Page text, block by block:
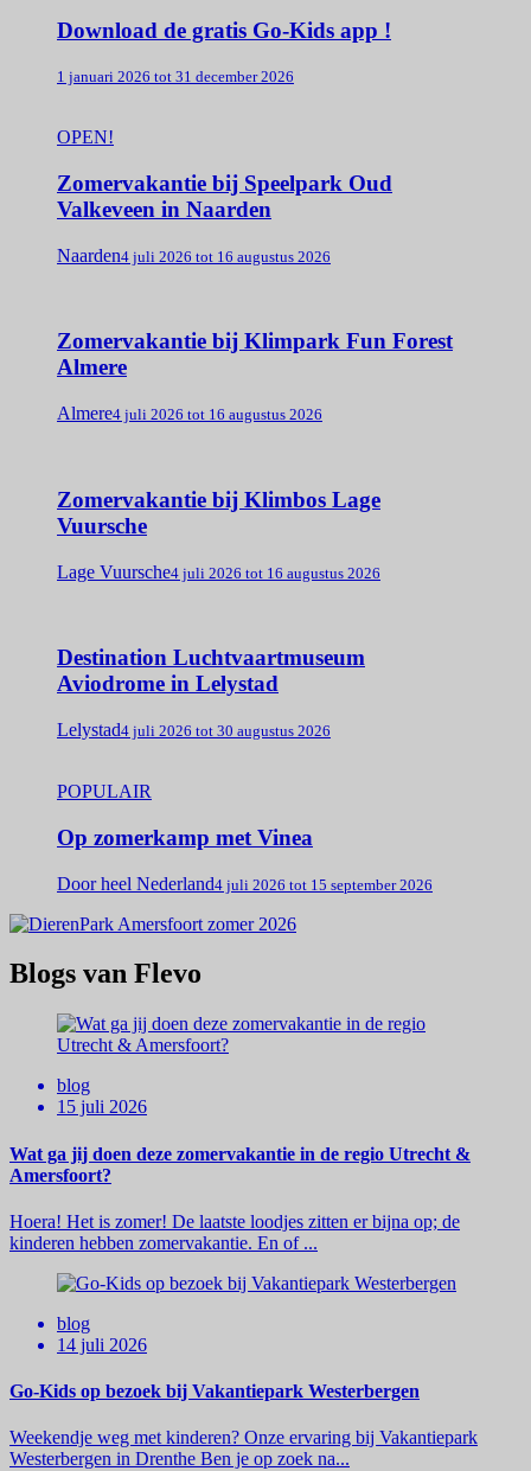
Download de gratis Go-Kids app !
1 januari 2026 tot 31 december 2026
OPEN!
Zomervakantie bij Speelpark Oud
Valkeveen in Naarden
Naarden4 juli 2026 tot 16 augustus 2026
Zomervakantie bij Klimpark Fun Forest
Almere
Almere4 juli 2026 tot 16 augustus 2026
Zomervakantie bij Klimbos Lage
Vuursche
Lage Vuursche4 juli 2026 tot 16 augustus 2026
Destination Luchtvaartmuseum
Aviodrome in Lelystad
Lelystad4 juli 2026 tot 30 augustus 2026
POPULAIR
Op zomerkamp met Vinea
Door heel Nederland4 juli 2026 tot 15 september 2026
Blogs van Flevo
blog
15 juli 2026
Wat ga jij doen deze zomervakantie in de regio Utrecht &
Amersfoort?
Hoera! Het is zomer! De laatste loodjes zitten er bijna op; de
kinderen hebben zomervakantie. En of ...
blog
14 juli 2026
Go-Kids op bezoek bij Vakantiepark Westerbergen
Weekendje weg met kinderen? Onze ervaring bij Vakantiepark
Westerbergen in Drenthe Ben je op zoek na...